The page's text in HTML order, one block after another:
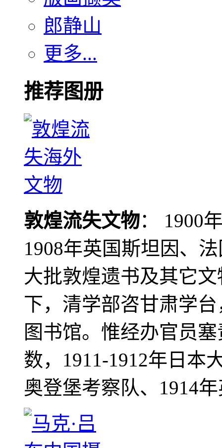
郎静山
更多...
推荐图册
敦煌流失文物： 1900
1908年英国斯坦因、
大批敦煌遗书及其它
下，清学部咨甘肃学
图书馆。惟经办官员
数，1911-1912年日本
奥登堡考察队、1914